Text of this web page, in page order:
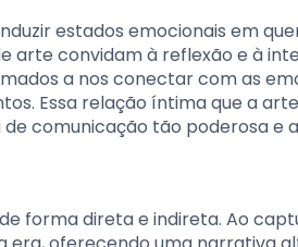
estados emocionais em
arte convidam à reflexão e à
a nos conectar com as
Essa relação íntima que a
comunicação tão poderosa e
forma direta e indireta. Ao